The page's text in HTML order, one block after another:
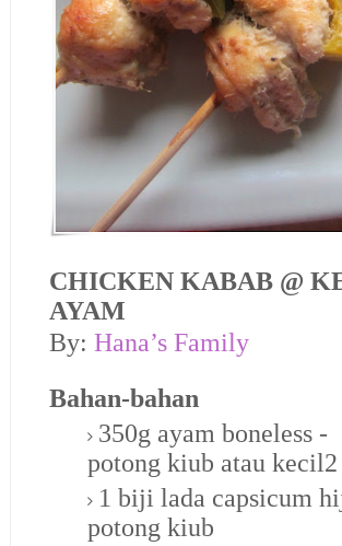
CHICKEN KABAB @
AYAM
By: Hana’s Family
Bahan-bahan
350g ayam boneless -
potong kiub atau kecil2
1 biji lada capsicum
potong kiub